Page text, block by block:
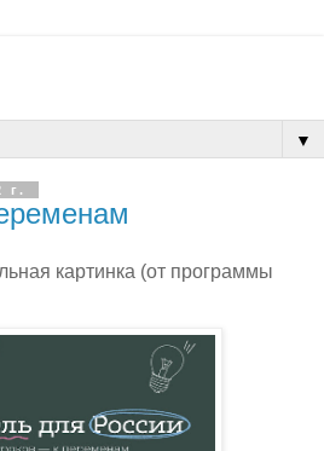
▼
г.
картинка (от программы